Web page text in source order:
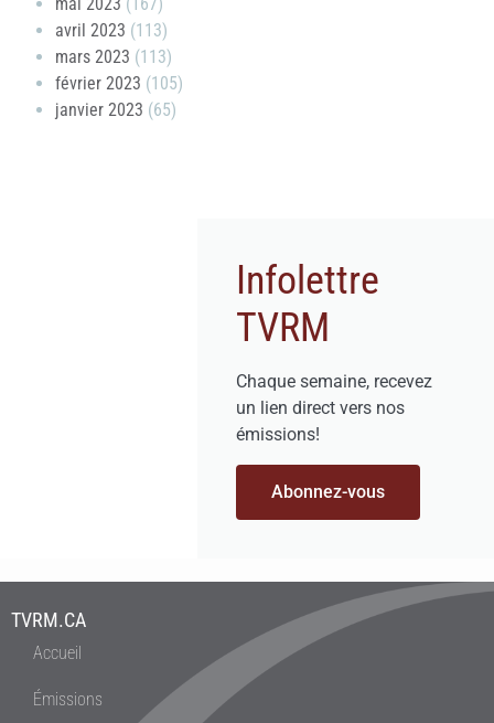
avril 2023 (113)
mars 2023 (113)
février 2023 (105)
janvier 2023 (65)
Infolettre
TVRM
Chaque semaine, recevez
un lien direct vers nos
émissions!
Abonnez-vous
TVRM.CA
Accueil
Émissions